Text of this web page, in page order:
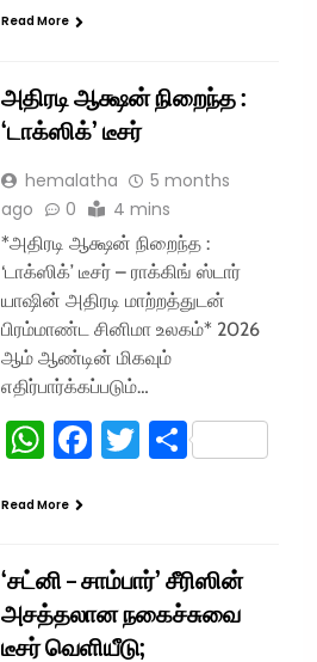
Read More
அதிரடி ஆக்ஷன் நிறைந்த :
‘டாக்ஸிக்’ டீசர்
hemalatha
5 months
ago
0 4 mins
*அதிரடி ஆக்ஷன் நிறைந்த :
‘டாக்ஸிக்’ டீசர் – ராக்கிங் ஸ்டார்
யாஷின் அதிரடி மாற்றத்துடன்
பிரம்மாண்ட சினிமா உலகம்* 2026
ஆம் ஆண்டின் மிகவும்
எதிர்பார்க்கப்படும்…
WhatsApp
Facebook
TwitterShare
Read More
‘சட்னி – சாம்பார்’ சீரிஸின்
அசத்தலான நகைச்சுவை
டீசர் வெளியீடு;